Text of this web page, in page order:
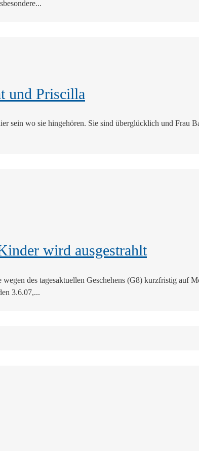
und Priscilla
sein wo sie hingehören. Sie sind überglücklich und Frau
wird ausgestrahlt
des tagesaktuellen Geschehens (G8) kurzfristig auf
3.6.07,...